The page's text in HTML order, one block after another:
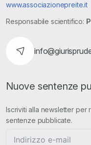
www.associazionepreite.it
Responsabile scientifico:
Nuove sentenze
Iscriviti alla newsletter per
sentenze pubblicate.